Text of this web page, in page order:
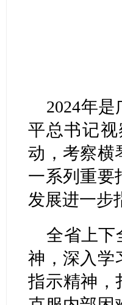
2024年
平总书记
动，考察横
一系列重要
发展进一步
全省上下
神，深入学
指示精神，